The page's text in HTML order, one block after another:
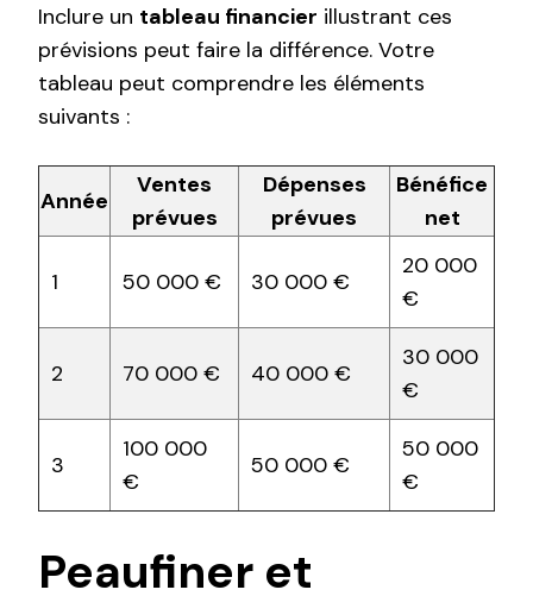
Inclure un tableau financier illustrant ces
prévisions peut faire la différence. Votre
tableau peut comprendre les éléments
suivants :
Année
Ventes
prévues
Dépenses
prévues
Bénéfice
net
1 50 000 € 30 000 €
20 000
€
2 70 000 € 40 000 €
30 000
€
3
100 000
€
50 000 €
50 000
€
Peaufiner et